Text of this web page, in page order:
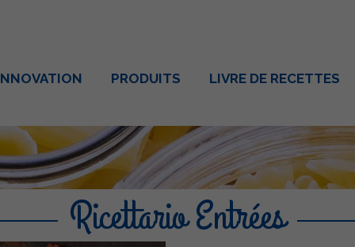
PRODUITS LIVRE DE RECETTES
Ricettario Entrées